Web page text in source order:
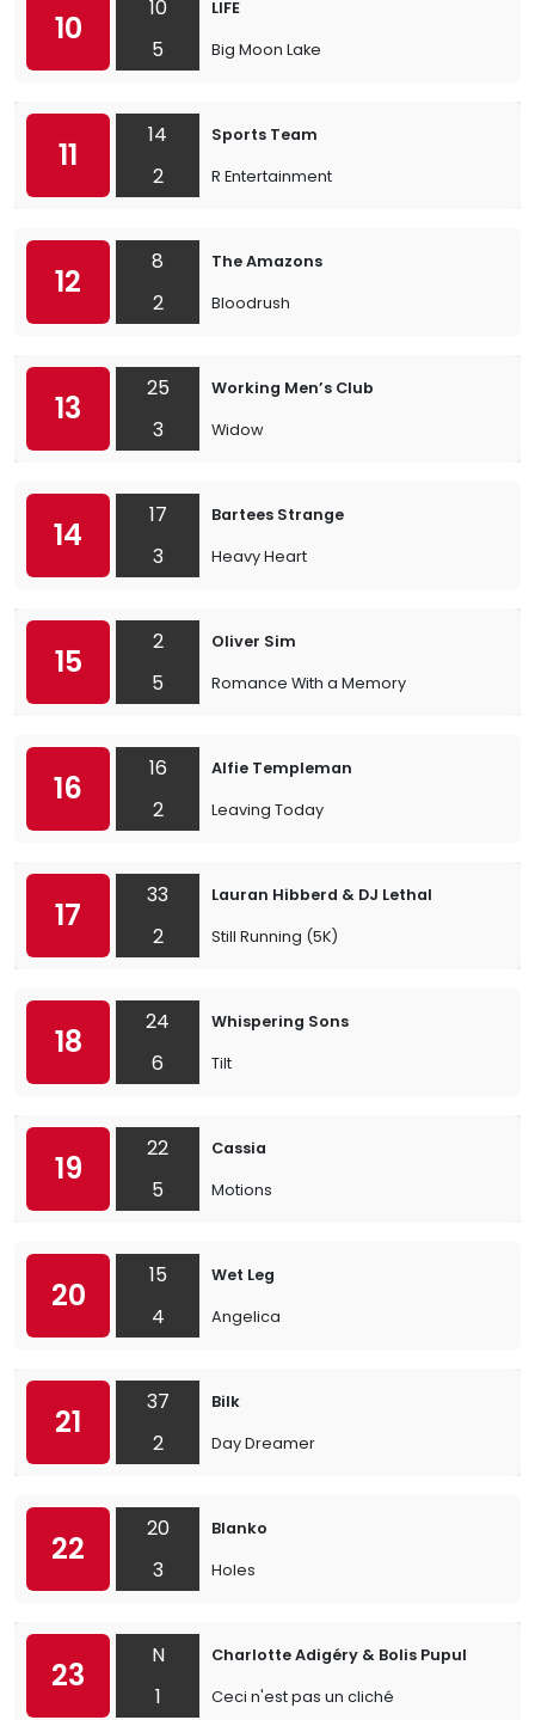
10
10
5
LIFE
Big Moon Lake
11
14
2
Sports Team
R Entertainment
12
8
2
The Amazons
Bloodrush
13
25
3
Working Men’s Club
Widow
14
17
3
Bartees Strange
Heavy Heart
15
2
5
Oliver Sim
Romance With a Memory
16
16
2
Alfie Templeman
Leaving Today
17
33
2
Lauran Hibberd & DJ Lethal
Still Running (5K)
18
24
6
Whispering Sons
Tilt
19
22
5
Cassia
Motions
20
15
4
Wet Leg
Angelica
21
37
2
Bilk
Day Dreamer
22
20
3
Blanko
Holes
23
N
1
Charlotte Adigéry & Bolis Pupul
Ceci n'est pas un cliché